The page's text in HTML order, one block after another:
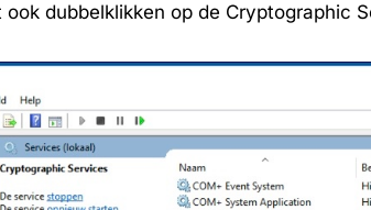
ook dubbelklikken op de Cryptographic